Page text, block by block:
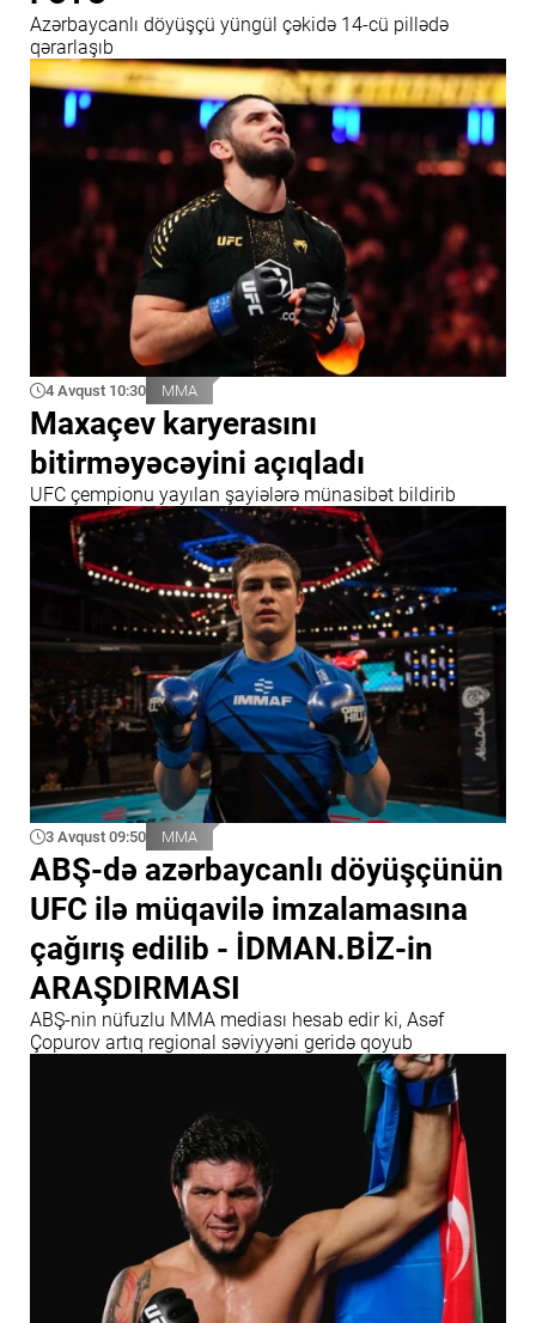
Azərbaycanlı döyüşçü yüngül çəkidə 14-cü pillədə
qərarlaşıb
4 Avqust 10:30 MMA
Maxaçev karyerasını
bitirməyəcəyini açıqladı
UFC çempionu yayılan şayiələrə münasibət bildirib
3 Avqust 09:50 MMA
ABŞ-də azərbaycanlı döyüşçünün
UFC ilə müqavilə imzalamasına
çağırış edilib - İDMAN.BİZ-in
ARAŞDIRMASI
ABŞ-nin nüfuzlu MMA mediası hesab edir ki, Asəf
Çopurov artıq regional səviyyəni geridə qoyub